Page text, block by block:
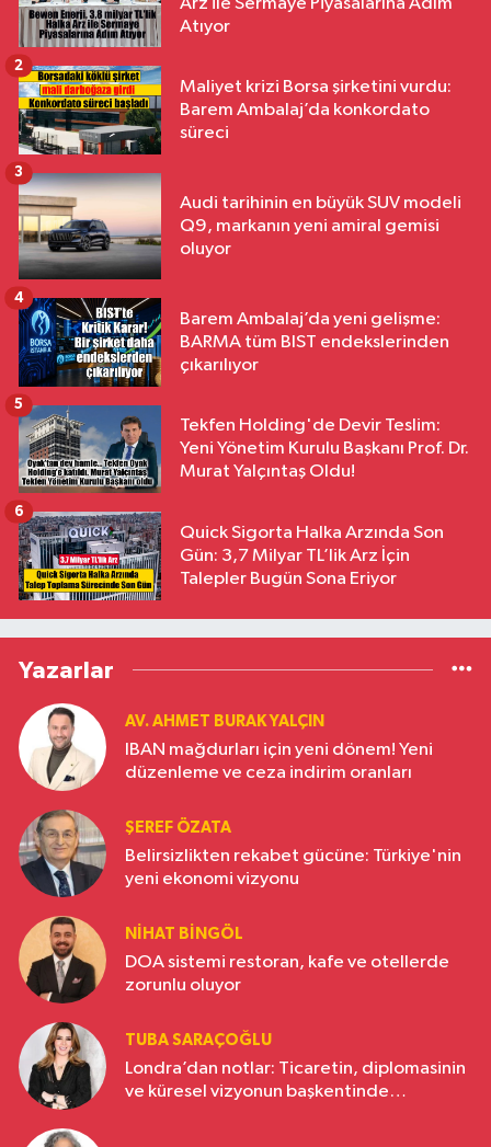
Atıyor
Maliyet krizi Borsa şirketini vurdu:
Barem Ambalaj’da konkordato
süreci
2
Audi tarihinin en büyük SUV modeli
Q9, markanın yeni amiral gemisi
oluyor
3
Barem Ambalaj’da yeni gelişme:
BARMA tüm BIST endekslerinden
çıkarılıyor
4
Tekfen Holding'de Devir Teslim:
Yeni Yönetim Kurulu Başkanı Prof. Dr.
Murat Yalçıntaş Oldu!
5
Quick Sigorta Halka Arzında Son
Gün: 3,7 Milyar TL’lik Arz İçin
Talepler Bugün Sona Eriyor
6
Yazarlar
AV. AHMET BURAK YALÇIN
IBAN mağdurları için yeni dönem! Yeni
düzenleme ve ceza indirim oranları
ŞEREF ÖZATA
Belirsizlikten rekabet gücüne: Türkiye'nin
yeni ekonomi vizyonu
NIHAT BINGÖL
DOA sistemi restoran, kafe ve otellerde
zorunlu oluyor
TUBA SARAÇOĞLU
Londra’dan notlar: Ticaretin, diplomasinin
ve küresel vizyonun başkentinde